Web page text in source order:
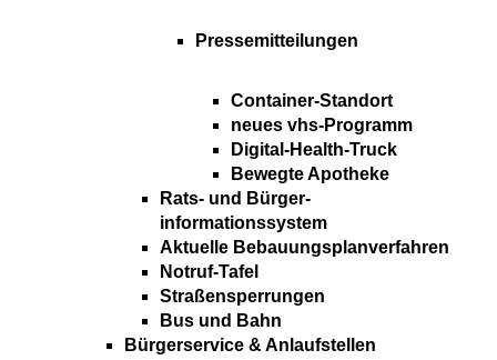
Pressemitteilungen
Container-Standort
neues vhs-Programm
Digital-Health-Truck
Bewegte Apotheke
Rats- und Bürger-
informationssystem
Aktuelle Bebauungsplanverfahren
Notruf-Tafel
Straßensperrungen
Bus und Bahn
Bürgerservice & Anlaufstellen